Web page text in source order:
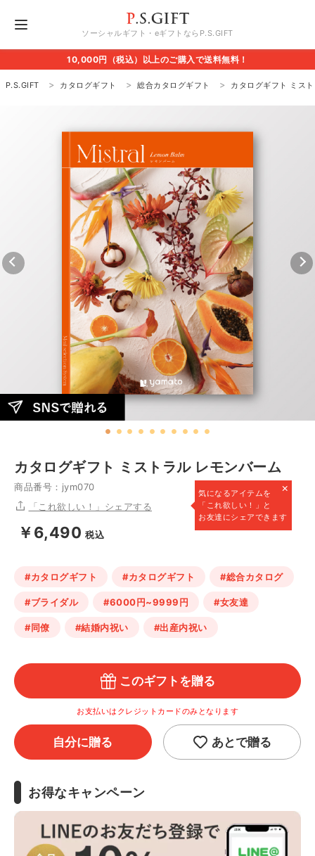
ソーシャルギフト・eギフトならP.S.GIFT
10,000円（税込）以上のご購入で送料無料！
P.S.GIFT カタログギフト 総合カタログギフト カタログギフト ミス
カタログギフト ミストラル レモンバーム
商品番号：jym070 ×
気になるアイテムを
「これ欲しい！」と
お友達にシェアできます
「これ欲しい！」シェアする
￥6,490 税込
#カタログギフト #カタログギフト #総合カタログ
#ブライダル #6000円~9999円 #女友達
#同僚 #結婚内祝い #出産内祝い
このギフトを贈る
お支払いはクレジットカードのみとなります
自分に贈る あとで贈る
お得なキャンペーン